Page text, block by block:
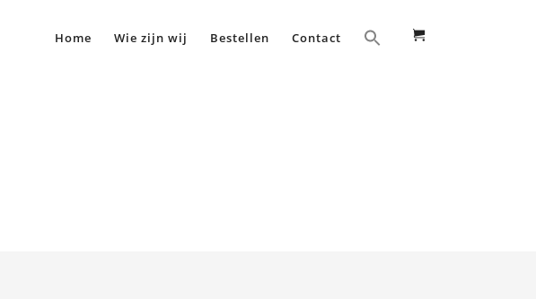
Home Wie zijn wij Bestellen Contact